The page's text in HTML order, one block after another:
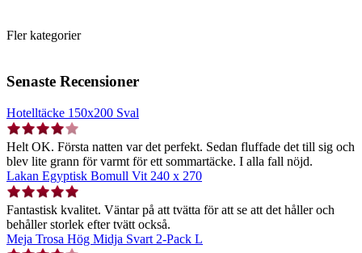
Fler kategorier
Senaste Recensioner
Hotelltäcke 150x200 Sval
Helt OK. Första natten var det perfekt. Sedan fluffade det till sig och
blev lite grann för varmt för ett sommartäcke. I alla fall nöjd.
Lakan Egyptisk Bomull Vit 240 x 270
Fantastisk kvalitet. Väntar på att tvätta för att se att det håller och
behåller storlek efter tvätt också.
Meja Trosa Hög Midja Svart 2-Pack L